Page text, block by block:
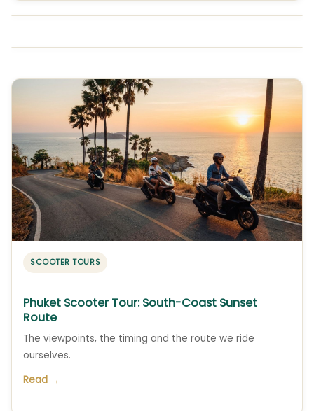
SCOOTER TOURS
Phuket Scooter Tour: South-Coast Sunset
Route
The viewpoints, the timing and the route we ride
ourselves.
Read →